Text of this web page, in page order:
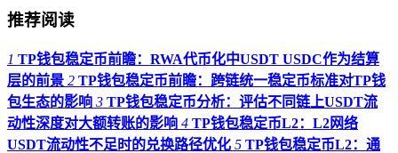
推荐阅读
1 TP钱包稳定币前瞻：RWA代币化中USDT USDC作为结算
层的前景 2 TP钱包稳定币前瞻：跨链统一稳定币标准对TP钱
包生态的影响 3 TP钱包稳定币分析：评估不同链上USDT流
动性深度对大额转账的影响 4 TP钱包稳定币L2：L2网络
USDT流动性不足时的兑换路径优化 5 TP钱包稳定币L2：通